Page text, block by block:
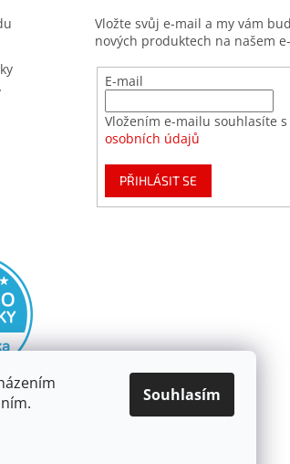
Souhlasím
Vložte svůj e-mail a my vám
nových produktech na našem
E-mail
Vložením e-mailu souhlasíte s
osobních údajů
PŘIHLÁSIT SE